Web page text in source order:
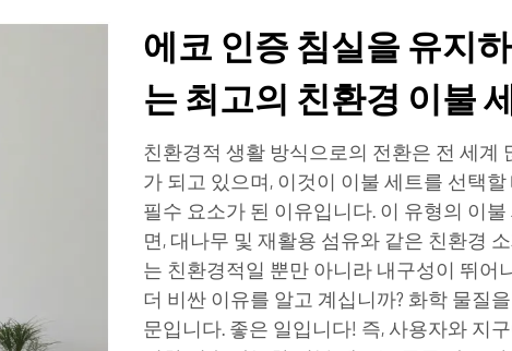
에코 인증 침실을 유지
는 최고의 친환경 이불
친환경적 생활 방식으로의 전환은 전 세계
가 되고 있으며, 이것이 이불 세트를 선택
필수 요소가 된 이유입니다. 이 유형의 이
면, 대나무 및 재활용 섬유와 같은 친환경
는 친환경적일 뿐만 아니라 내구성이 뛰어
더 비싼 이유를 알고 계십니까? 화학 물질
문입니다. 좋은 일입니다! 즉, 사용자와 지